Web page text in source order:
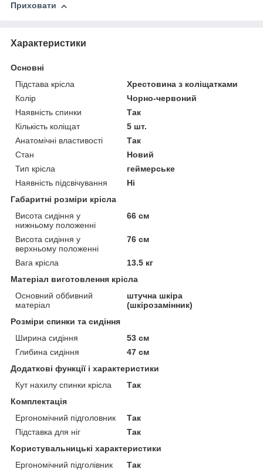
Приховати
Характеристики
Основні
Підстава крісла
Хрестовина з коліщатками
Колір
Чорно-червоний
Наявність спинки
Так
Кількість коліщат
5 шт.
Анатомічні властивості
Так
Стан
Новий
Тип крісла
геймерське
Наявність підсвічування
Ні
Габаритні розміри крісла
Висота сидіння у
нижньому положенні
66 см
Висота сидіння у
верхньому положенні
76 см
Вага крісла
13.5 кг
Матеріал виготовлення крісла
Основний оббивний
матеріал
штучна шкіра
(шкірозамінник)
Розміри спинки та сидіння
Ширина сидіння
53 см
Глибина сидіння
47 см
Додаткові функції і характеристики
Кут нахилу спинки крісла
Так
Комплектація
Ергономічний підголовник
Так
Підставка для ніг
Так
Користувальницькі характеристики
Ергономічний підголівник
Так